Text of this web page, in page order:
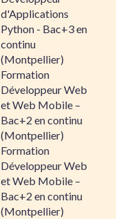
d'Applications
Python - Bac+3 en
continu
(Montpellier)
Formation
Développeur Web
et Web Mobile –
Bac+2 en continu
(Montpellier)
Formation
Développeur Web
et Web Mobile –
Bac+2 en continu
(Montpellier)